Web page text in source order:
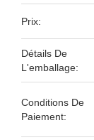
Prix:
Détails De
L'emballage:
Conditions De
Paiement: